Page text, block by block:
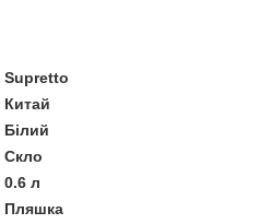
Supretto
Китай
Білий
Скло
0.6 л
Пляшка